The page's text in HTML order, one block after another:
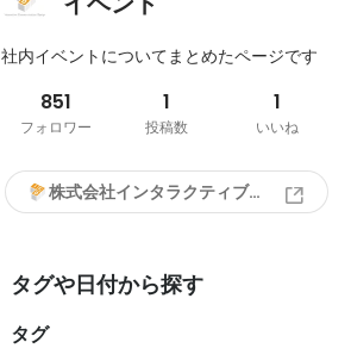
社内イベントについてまとめたページです
851
フォロワー
1
投稿数
1
いいね
株式会社インタラクティブ・コミュニケーション・デザイン
タグや日付から探す
タグ